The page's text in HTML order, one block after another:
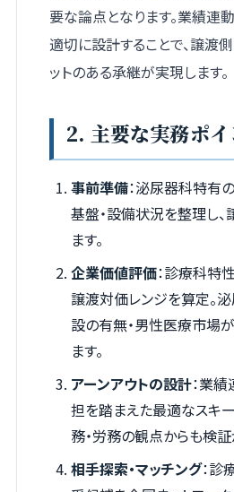
要な論点となります。業績連
適切に設計することで、譲渡
ットのある承継が実現します。
2. 主要な実務ポイ
事前準備：泌尿器科特有
基盤・設備状況を整理し
ます。
企業価値評価：診療科特
譲渡対価レンジを算定。
設の有無・男性医療市場
ます。
アーンアウトの設計：業
担を踏まえた最適なスキ
務・労務の観点からも検証
相手探索・マッチング：診